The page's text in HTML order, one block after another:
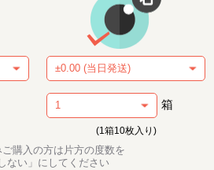
箱
(1箱10枚入り)
購入の方は片方の度数を
ない」にしてください